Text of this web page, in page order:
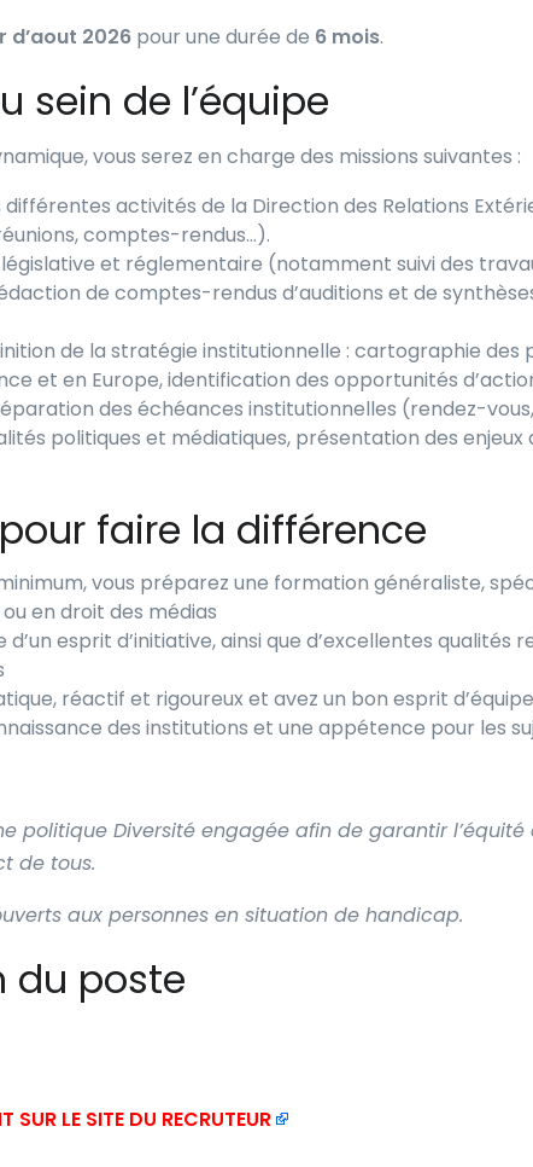
d’aout 2026 pour une durée de 6 mois.
sein de l’équipe
vous serez en charge des missions suivantes :
activités de la Direction des Relations
comptes-rendus…).
et réglementaire (notamment suivi des
de comptes-rendus d’auditions et de
de la stratégie institutionnelle : cartographie des
et en Europe, identification des opportunités
des échéances institutionnelles (rendez-
politiques et médiatiques, présentation des enjeux
faire la différence
vous préparez une formation généraliste,
en droit des médias
esprit d’initiative, ainsi que d’excellentes qualités
réactif et rigoureux et avez un bon esprit d’équipe
des institutions et une appétence pour les
politique Diversité engagée afin de garantir l’équité
de tous.
aux personnes en situation de handicap.
du poste
SUR LE SITE DU RECRUTEUR